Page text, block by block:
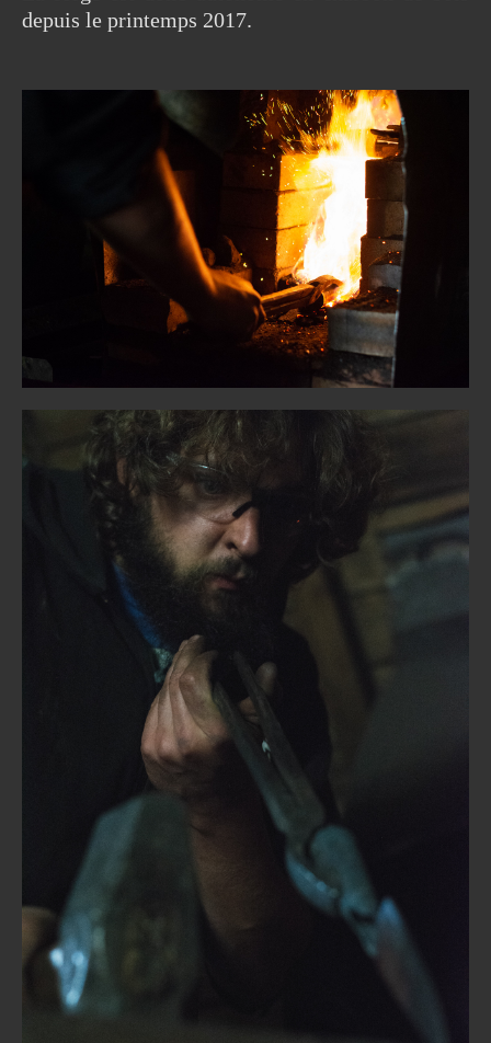
depuis le printemps 2017.